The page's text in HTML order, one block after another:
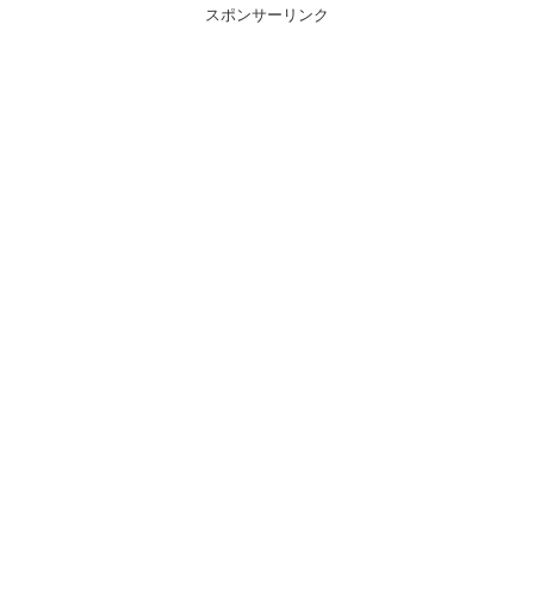
スポンサーリンク